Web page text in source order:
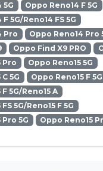
5G
Oppo Reno14 F 5G
5G/Reno14 FS 5G
Pro
Oppo Reno14 Pro
Oppo Find X9 PRO
Pro
Oppo Reno15 5G
5G
Oppo Reno15 F 5G
5G/Reno15 A
5G/Reno15 F 5G
Pro 5G
Oppo Reno15